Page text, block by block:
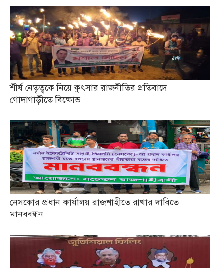
শীর্ষ নেতৃত্বকে নিয়ে কুৎসার রাজনীতির প্রতিবাদে
গোদাগাড়ীতে বিক্ষোভ
নেসকোর প্রধান কার্যালয় রাজশাহীতে রাখার দাবিতে
মানববন্ধন